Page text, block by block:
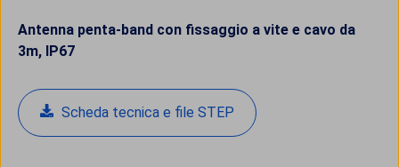
Antenna penta-band con fissaggio a vite e cavo da
3m, IP67
Scheda tecnica e file STEP